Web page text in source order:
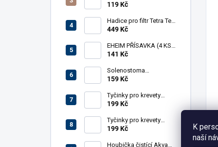
K
naší
hadice AkvaX, 15/30
119 Kč
Hadice pro filtr Tetra Tec
EX 1200
449 Kč
EHEIM PŘÍSAVKA (4 KS)
PRO FILTR (7271100)
141 Kč
Solenostoma
tetragonum 'Pearl
159 Kč
Tyčinky pro krevety
GlasGarten 4in1,
199 Kč
Tyčinky pro krevety
GlasGarten 4in1,
199 Kč
Houbička čistící AkvaX